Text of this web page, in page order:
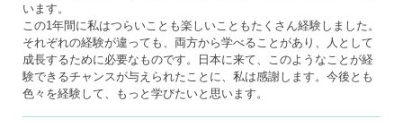
います。
この1年間に私はつらいことも楽しいこともたくさん経験しました。
それぞれの経験が違っても、両方から学べることがあり、人として
成長するために必要なものです。日本に来て、このようなことが経
験できるチャンスが与えられたことに、私は感謝します。今後とも
色々を経験して、もっと学びたいと思います。